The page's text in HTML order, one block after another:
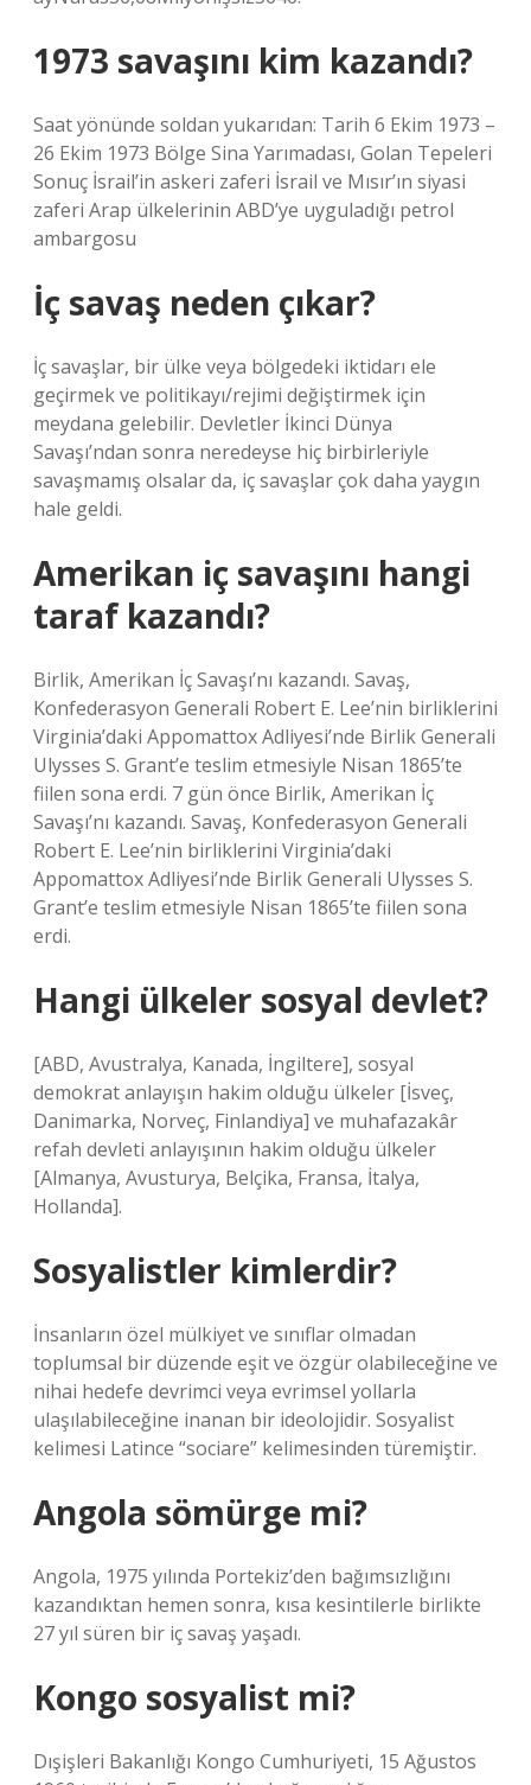
1973 savaşını kim kazandı?
Saat yönünde soldan yukarıdan: Tarih 6 Ekim 1973 –
26 Ekim 1973 Bölge Sina Yarımadası, Golan Tepeleri
Sonuç İsrail’in askeri zaferi İsrail ve Mısır’ın siyasi
zaferi Arap ülkelerinin ABD’ye uyguladığı petrol
ambargosu
İç savaş neden çıkar?
İç savaşlar, bir ülke veya bölgedeki iktidarı ele
geçirmek ve politikayı/rejimi değiştirmek için
meydana gelebilir. Devletler İkinci Dünya
Savaşı’ndan sonra neredeyse hiç birbirleriyle
savaşmamış olsalar da, iç savaşlar çok daha yaygın
hale geldi.
Amerikan iç savaşını hangi
taraf kazandı?
Birlik, Amerikan İç Savaşı’nı kazandı. Savaş,
Konfederasyon Generali Robert E. Lee’nin birliklerini
Virginia’daki Appomattox Adliyesi’nde Birlik Generali
Ulysses S. Grant’e teslim etmesiyle Nisan 1865’te
fiilen sona erdi. 7 gün önce Birlik, Amerikan İç
Savaşı’nı kazandı. Savaş, Konfederasyon Generali
Robert E. Lee’nin birliklerini Virginia’daki
Appomattox Adliyesi’nde Birlik Generali Ulysses S.
Grant’e teslim etmesiyle Nisan 1865’te fiilen sona
erdi.
Hangi ülkeler sosyal devlet?
[ABD, Avustralya, Kanada, İngiltere], sosyal
demokrat anlayışın hakim olduğu ülkeler [İsveç,
Danimarka, Norveç, Finlandiya] ve muhafazakâr
refah devleti anlayışının hakim olduğu ülkeler
[Almanya, Avusturya, Belçika, Fransa, İtalya,
Hollanda].
Sosyalistler kimlerdir?
İnsanların özel mülkiyet ve sınıflar olmadan
toplumsal bir düzende eşit ve özgür olabileceğine ve
nihai hedefe devrimci veya evrimsel yollarla
ulaşılabileceğine inanan bir ideolojidir. Sosyalist
kelimesi Latince “sociare” kelimesinden türemiştir.
Angola sömürge mi?
Angola, 1975 yılında Portekiz’den bağımsızlığını
kazandıktan hemen sonra, kısa kesintilerle birlikte
27 yıl süren bir iç savaş yaşadı.
Kongo sosyalist mi?
Dışişleri Bakanlığı Kongo Cumhuriyeti, 15 Ağustos